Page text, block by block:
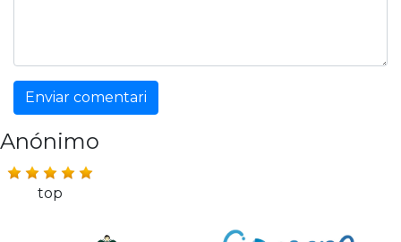
Enviar comentari
Anónimo
top